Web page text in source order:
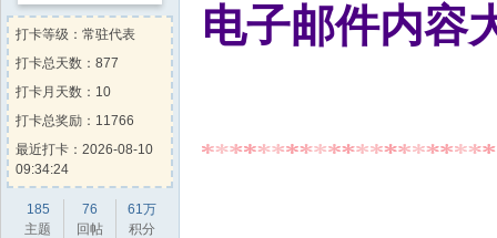
盒
固
件
论
坛
_
打卡等级：常驻代表
打卡总天数：877
打卡月天数：10
打卡总奖励：11766
最近打卡：2026-08-10
09:34:24
185
主题
76
回帖
61万
积分
电子邮件内容